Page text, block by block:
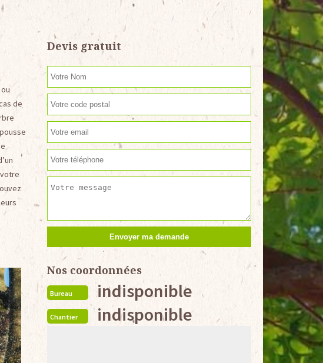
de
Devis gratuit
Nos coordonnées
Bureau indisponible
Chantier indisponible